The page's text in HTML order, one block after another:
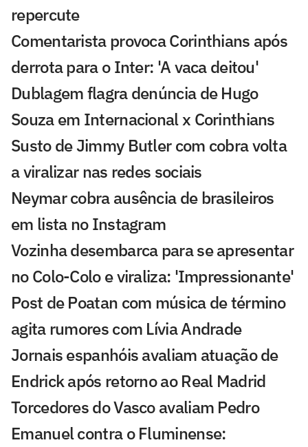
repercute
Comentarista provoca Corinthians após
derrota para o Inter: 'A vaca deitou'
Dublagem flagra denúncia de Hugo
Souza em Internacional x Corinthians
Susto de Jimmy Butler com cobra volta
a viralizar nas redes sociais
Neymar cobra ausência de brasileiros
em lista no Instagram
Vozinha desembarca para se apresentar
no Colo-Colo e viraliza: 'Impressionante'
Post de Poatan com música de término
agita rumores com Lívia Andrade
Jornais espanhóis avaliam atuação de
Endrick após retorno ao Real Madrid
Torcedores do Vasco avaliam Pedro
Emanuel contra o Fluminense: